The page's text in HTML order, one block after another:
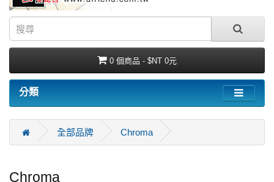
0 個商品 - $NT 0元
分類
全部品牌 Chroma
Chroma